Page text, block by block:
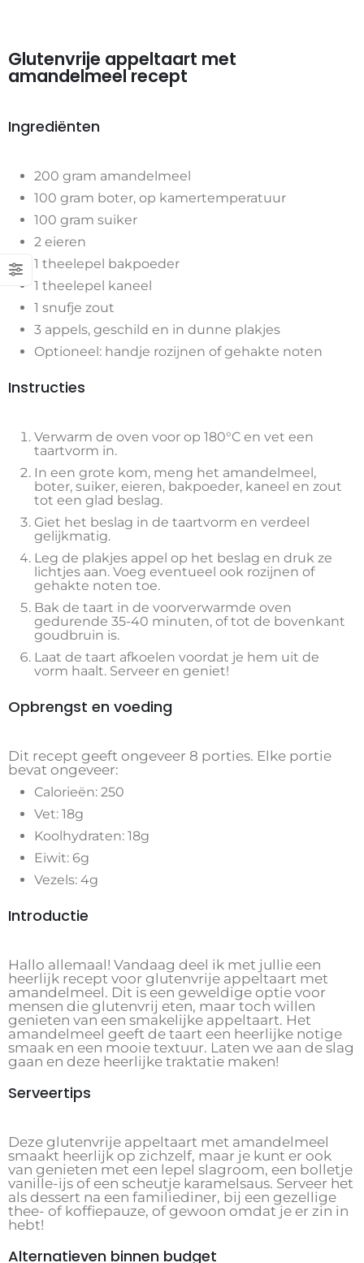
Glutenvrije appeltaart met
amandelmeel recept
Ingrediënten
200 gram amandelmeel
100 gram boter, op kamertemperatuur
100 gram suiker
2 eieren
1 theelepel bakpoeder
1 theelepel kaneel
1 snufje zout
3 appels, geschild en in dunne plakjes
Optioneel: handje rozijnen of gehakte noten
Instructies
Verwarm de oven voor op 180°C en vet een
taartvorm in.
In een grote kom, meng het amandelmeel,
boter, suiker, eieren, bakpoeder, kaneel en zout
tot een glad beslag.
Giet het beslag in de taartvorm en verdeel
gelijkmatig.
Leg de plakjes appel op het beslag en druk ze
lichtjes aan. Voeg eventueel ook rozijnen of
gehakte noten toe.
Bak de taart in de voorverwarmde oven
gedurende 35-40 minuten, of tot de bovenkant
goudbruin is.
Laat de taart afkoelen voordat je hem uit de
vorm haalt. Serveer en geniet!
Opbrengst en voeding
Dit recept geeft ongeveer 8 porties. Elke portie
bevat ongeveer:
Calorieën: 250
Vet: 18g
Koolhydraten: 18g
Eiwit: 6g
Vezels: 4g
Introductie
Hallo allemaal! Vandaag deel ik met jullie een
heerlijk recept voor glutenvrije appeltaart met
amandelmeel. Dit is een geweldige optie voor
mensen die glutenvrij eten, maar toch willen
genieten van een smakelijke appeltaart. Het
amandelmeel geeft de taart een heerlijke notige
smaak en een mooie textuur. Laten we aan de slag
gaan en deze heerlijke traktatie maken!
Serveertips
Deze glutenvrije appeltaart met amandelmeel
smaakt heerlijk op zichzelf, maar je kunt er ook
van genieten met een lepel slagroom, een bolletje
vanille-ijs of een scheutje karamelsaus. Serveer het
als dessert na een familiediner, bij een gezellige
thee- of koffiepauze, of gewoon omdat je er zin in
hebt!
Alternatieven binnen budget